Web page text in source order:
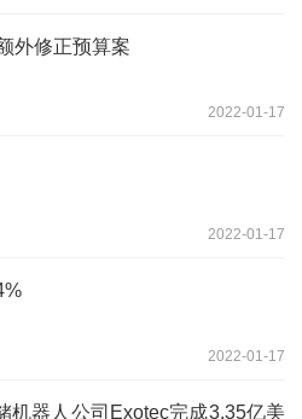
外修正预算案
2022-01-17
2022-01-17
2022-01-17
机器人公司Exotec完成3.35亿美